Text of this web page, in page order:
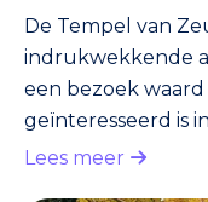
De Tempel van
indrukwekkende
een bezoek
geïnteresseerd is
wereld. De tempel
Lees meer